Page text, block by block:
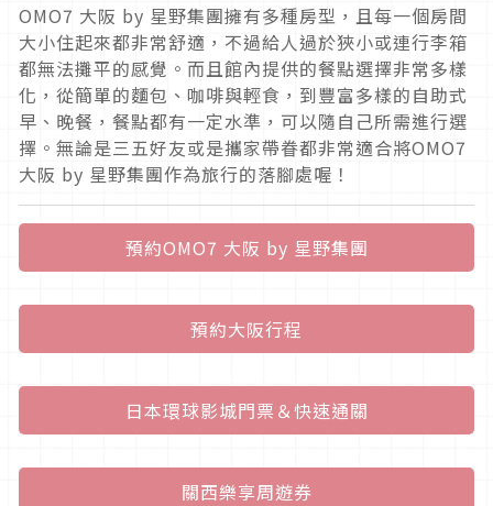
OMO7 大阪 by 星野集團擁有多種房型，且每一個房間
大小住起來都非常舒適，不過給人過於狹小或連行李箱
都無法攤平的感覺。而且館內提供的餐點選擇非常多樣
化，從簡單的麵包、咖啡與輕食，到豐富多樣的自助式
早、晚餐，餐點都有一定水準，可以隨自己所需進行選
擇。無論是三五好友或是攜家帶眷都非常適合將OMO7
大阪 by 星野集團作為旅行的落腳處喔！
預約OMO7 大阪 by 星野集團
預約大阪行程
日本環球影城門票＆快速通關
關西樂享周遊券